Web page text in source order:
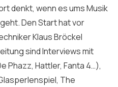
denkt, wenn es ums Musik
Den Start hat vor
Klaus Bröckel
sind Interviews mit
Phazz, Hattler, Fanta 4…),
The